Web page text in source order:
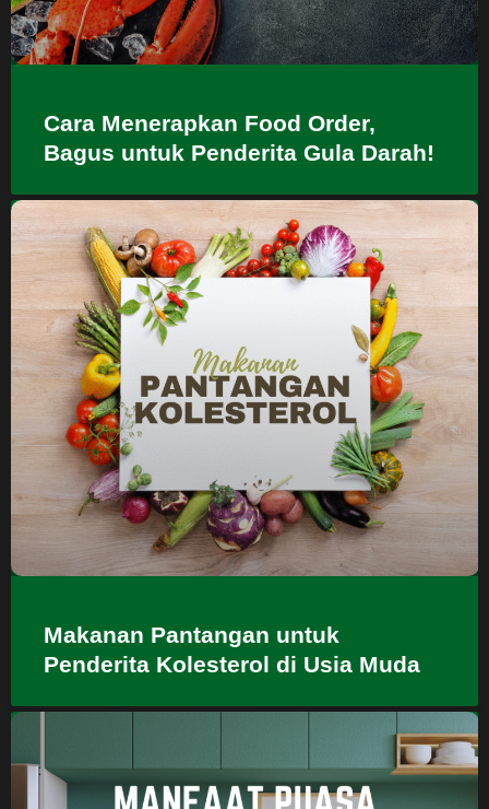
Cara Menerapkan Food Order,
Bagus untuk Penderita Gula Darah!
Makanan Pantangan untuk
Penderita Kolesterol di Usia Muda